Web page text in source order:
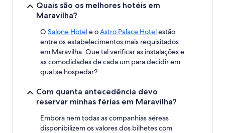
Quais são os melhores hotéis em
Maravilha?
O Salone Hotele oAstro Palace Hotelestão
entre os estabelecimentos mais requisitados
em Maravilha. Que tal verificar as instalações e
as comodidades de cada um para decidir em
qual se hospedar?
Com quanta antecedência devo
reservar minhas férias em Maravilha?
Embora nem todas as companhias aéreas
disponibilizem os valores dos bilhetes com